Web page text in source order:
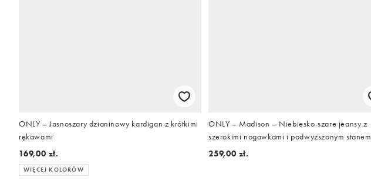
ONLY – Jasnoszary dzianinowy kardigan z krótkimi
rękawami
169,00 zł.
WIĘCEJ KOLORÓW
ONLY – Madison – Niebiesko-szare jeansy z
szerokimi nogawkami i podwyższonym stanem
259,00 zł.